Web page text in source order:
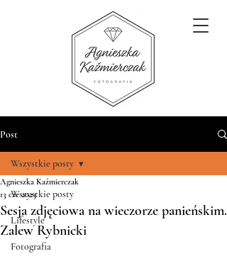
Post
Wszystkie posty
Lifestyle
Fotografia
Wszystkie posty
Sesja zdjęciowa na wieczorze panieńskim.
Zalew Rybnicki
Agnieszka Kaźmierczak
13 cze 2023